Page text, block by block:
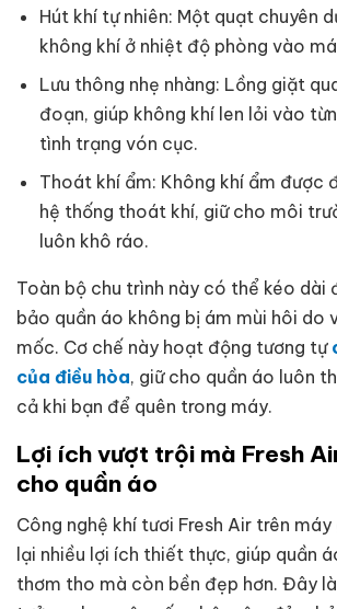
Hút khí tự nhiên: Một quạt chuyên
không khí ở nhiệt độ phòng vào
Lưu thông nhẹ nhàng: Lồng giặt
đoạn, giúp không khí len lỏi vào
tình trạng vón cục.
Thoát khí ẩm: Không khí ẩm được
hệ thống thoát khí, giữ cho môi
luôn khô ráo.
Toàn bộ chu trình này có thể kéo dài
bảo quần áo không bị ám mùi hôi do
mốc. Cơ chế này hoạt động tương tự
của điều hòa, giữ cho quần áo luôn
cả khi bạn để quên trong máy.
Lợi ích vượt trội mà Fresh
cho quần áo
Công nghệ khí tươi Fresh Air trên
lại nhiều lợi ích thiết thực, giúp quần
thơm tho mà còn bền đẹp hơn. Đây